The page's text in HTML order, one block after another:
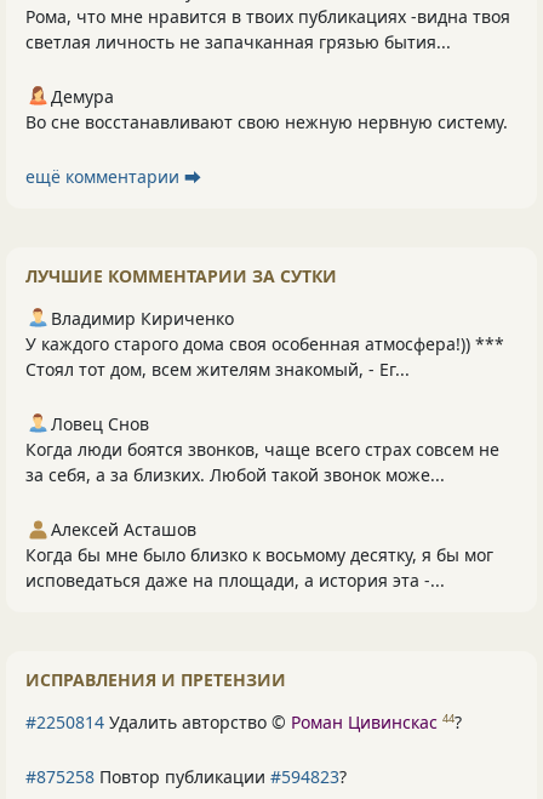
Рома, что мне нравится в твоих публикациях -видна твоя
светлая личность не запачканная грязью бытия...
Демура
Во сне восстанавливают свою нежную нервную систему.
ещё комментарии ⮕
ЛУЧШИЕ КОММЕНТАРИИ ЗА СУТКИ
Владимир Кириченко
У каждого старого дома своя особенная атмосфера!)) ***
Стоял тот дом, всем жителям знакомый, - Ег...
Ловец Снов
Когда люди боятся звонков, чаще всего страх совсем не
за себя, а за близких. Любой такой звонок може...
Алексей Асташов
Когда бы мне было близко к восьмому десятку, я бы мог
исповедаться даже на площади, а история эта -...
ИСПРАВЛЕНИЯ И ПРЕТЕНЗИИ
#2250814 Удалить авторство © Роман Цивинскас 44?
#875258 Повтор публикации #594823?